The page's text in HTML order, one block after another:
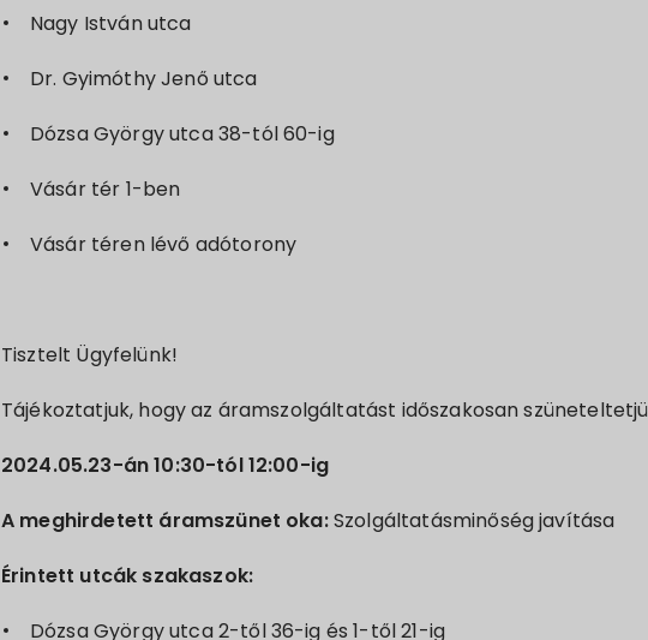
Nagy István utca
Dr. Gyimóthy Jenő utca
Dózsa György utca 38-tól 60-ig
Vásár tér 1-ben
Vásár téren lévő adótorony
Tisztelt Ügyfelünk!
Tájékoztatjuk, hogy az áramszolgáltatást időszakosan
2024.05.23-án 10:30-tól 12:00-ig
A meghirdetett áramszünet oka:Szolgáltatásminőség javítása
Érintett utcák szakaszok:
Dózsa György utca 2-től 36-ig és 1-től 21-ig